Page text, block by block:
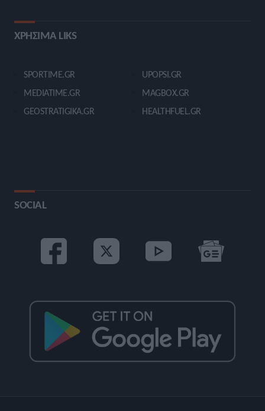
ΧΡΗΣΙΜΑ LIKS
SPORTIME.GR
MEDIATIME.GR
GEOSTRATIGIKA.GR
UPOPSI.GR
MAGBOX.GR
HEALTHFUEL.GR
SOCIAL